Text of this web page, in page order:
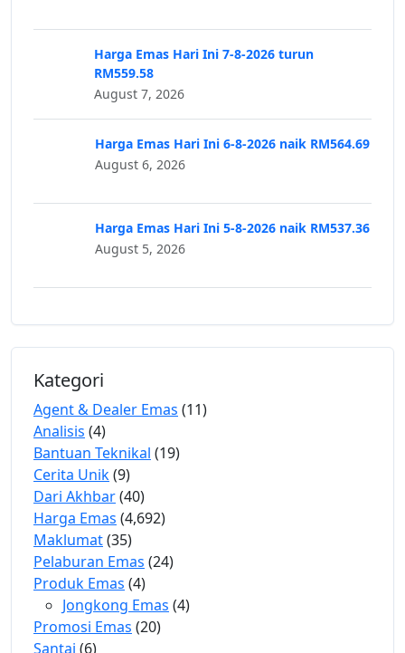
Harga Emas Hari Ini 7-8-2026 turun
RM559.58
August 7, 2026
Harga Emas Hari Ini 6-8-2026 naik RM564.69
August 6, 2026
Harga Emas Hari Ini 5-8-2026 naik RM537.36
August 5, 2026
Kategori
Agent & Dealer Emas (11)
Analisis (4)
Bantuan Teknikal (19)
Cerita Unik(9)
Dari Akhbar(40)
Harga Emas (4,692)
Maklumat(35)
Pelaburan Emas (24)
Produk Emas (4)
Jongkong Emas (4)
Promosi Emas (20)
Santai (6)